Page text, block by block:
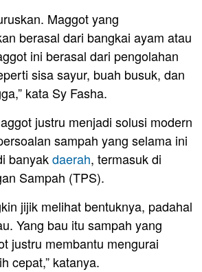
Maggot yang
berasal dari bangkai ayam atau
ini berasal dari pengolahan
sisa sayur, buah busuk, dan
kata Sy Fasha.
justru menjadi solusi modern
sampah yang selama ini
banyakdaerah, termasuk di
Sampah (TPS).
jijik melihat bentuknya, padahal
Yang bau itu sampah yang
justru membantu mengurai
cepat,” katanya.